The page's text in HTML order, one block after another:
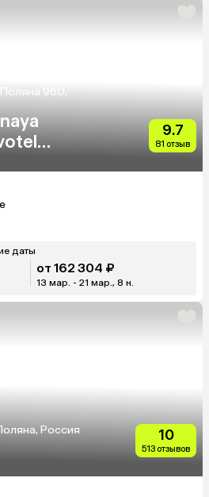
960,
9.7
81 отзыв
даты
от 162 304 ₽
13 мар. - 21 мар., 8 н.
Россия 10
513 отзывов